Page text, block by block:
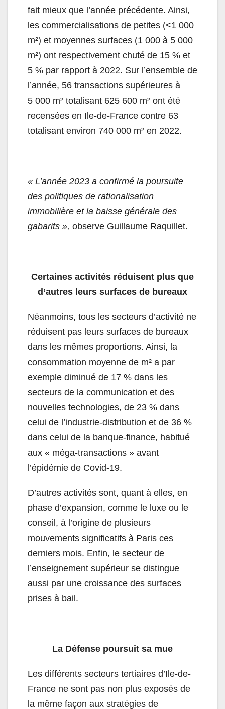
fait mieux que l’année précédente. Ainsi,
les commercialisations de petites (<1 000
m²) et moyennes surfaces (1 000 à 5 000
m²) ont respectivement chuté de 15 % et
5 % par rapport à 2022. Sur l’ensemble de
l’année, 56 transactions supérieures à
5 000 m² totalisant 625 600 m² ont été
recensées en Ile-de-France contre 63
totalisant environ 740 000 m² en 2022.
« L’année 2023 a confirmé la poursuite
des politiques de rationalisation
immobilière et la baisse générale des
gabarits », observe Guillaume Raquillet.
Certaines activités réduisent plus que
d’autres leurs surfaces de bureaux
Néanmoins, tous les secteurs d’activité ne
réduisent pas leurs surfaces de bureaux
dans les mêmes proportions. Ainsi, la
consommation moyenne de m² a par
exemple diminué de 17 % dans les
secteurs de la communication et des
nouvelles technologies, de 23 % dans
celui de l’industrie-distribution et de 36 %
dans celui de la banque-finance, habitué
aux « méga-transactions » avant
l’épidémie de Covid-19.
D’autres activités sont, quant à elles, en
phase d’expansion, comme le luxe ou le
conseil, à l’origine de plusieurs
mouvements significatifs à Paris ces
derniers mois. Enfin, le secteur de
l’enseignement supérieur se distingue
aussi par une croissance des surfaces
prises à bail.
La Défense poursuit sa mue
Les différents secteurs tertiaires d’Ile-de-
France ne sont pas non plus exposés de
la même façon aux stratégies de